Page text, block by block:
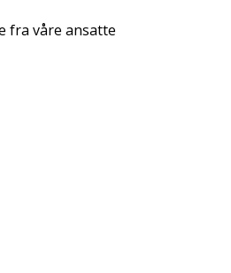
fra våre ansatte